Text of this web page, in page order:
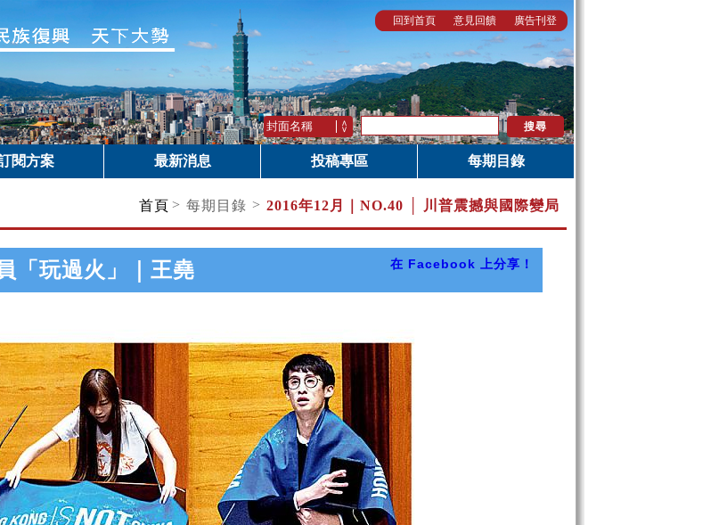
回到首頁 意見回饋 廣告刊登
閱方案 最新消息 投稿專區 每期目錄
首頁 > 每期目錄 > 2016年12月｜ NO.40 │ 川普震撼與國際變局
「玩過火」｜王堯 在 Facebook 上分享！